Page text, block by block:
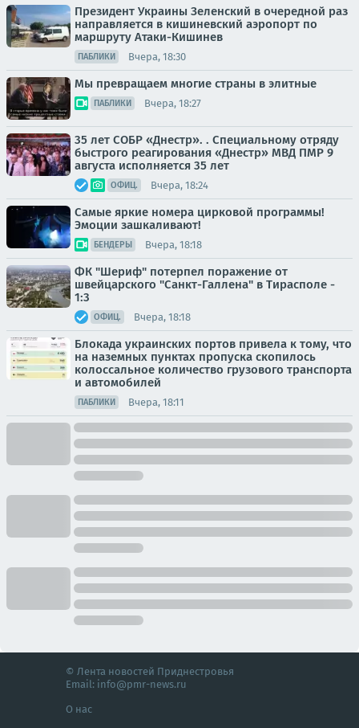
Президент Украины Зеленский в очередной раз
направляется в кишиневский аэропорт по
маршруту Атаки-Кишинев
ПАБЛИКИ Вчера, 18:30
Мы превращаем многие страны в элитные
ПАБЛИКИ Вчера, 18:27
35 лет СОБР «Днестр». . Специальному отряду
быстрого реагирования «Днестр» МВД ПМР 9
августа исполняется 35 лет
ОФИЦ. Вчера, 18:24
Самые яркие номера цирковой программы!
Эмоции зашкаливают!
БЕНДЕРЫ Вчера, 18:18
ФК "Шериф" потерпел поражение от
швейцарского "Санкт-Галлена" в Тирасполе -
1:3
ОФИЦ. Вчера, 18:18
Блокада украинских портов привела к тому, что
на наземных пунктах пропуска скопилось
колоссальное количество грузового транспорта
и автомобилей
ПАБЛИКИ Вчера, 18:11
© Лента новостей Приднестровья
Email: info@pmr-news.ru
О нас